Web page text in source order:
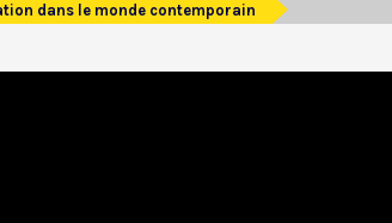
dans le monde contemporain